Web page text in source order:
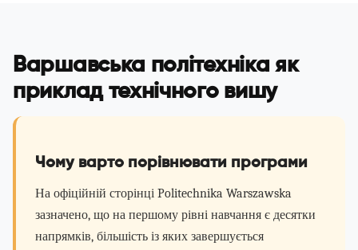
Варшавська політехніка як
приклад технічного вишу
Чому варто порівнювати програми
На офіційній сторінці Politechnika Warszawska
зазначено, що на першому рівні навчання є десятки
напрямків, більшість із яких завершується